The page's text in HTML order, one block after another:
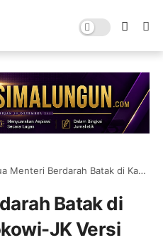
Berdarah Batak di Kabinet Kerja Jokowi-JK Versi Baru
Batak di
JK Versi